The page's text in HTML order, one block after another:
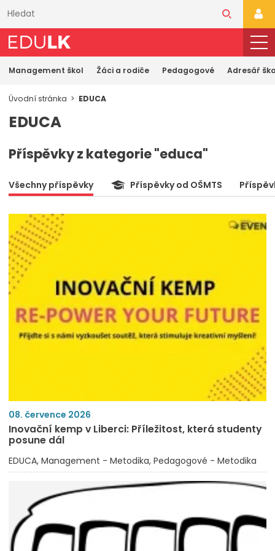
obsahu
Management škol Žáci a rodiče Pedagogové Adresář
Úvodní stránka EDUCA
EDUCA
Příspěvky z kategorie "educa"
Všechny příspěvky Příspěvky od OŠMTS
08. července 2026
Inovační kemp v Liberci: Příležitost, která studenty
posune dál
EDUCA Management - Metodika Pedagogové - Metodika